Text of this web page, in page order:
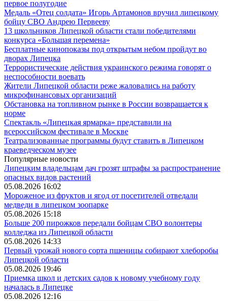
первое полугодие
Медаль «Отец солдата» Игорь Артамонов вручил липецкому
бойцу СВО Андрею Первееву
13 школьников Липецкой области стали победителями
конкурса «Большая перемена»
Бесплатные кинопоказы под открытым небом пройдут во
дворах Липецка
Террористические действия украинского режима говорят о
неспособности воевать
Жители Липецкой области реже жаловались на работу
микрофинансовых организаций
Обстановка на топливном рынке в России возвращается к
норме
Спектакль «Липецкая ярмарка» представили на
всероссийском фестивале в Москве
Театрализованные программы будут ставить в Липецком
краеведческом музее
Популярные новости
Липецким владельцам дач грозят штрафы за распространение
опасных видов растений
05.08.2026 16:02
Мороженое из фруктов и ягод от посетителей отведали
медведи в липецком зоопарке
05.08.2026 15:18
Больше 200 пирожков передали бойцам СВО волонтеры
колледжа из Липецкой области
05.08.2026 14:33
Первый урожай нового сорта пшеницы собирают хлеборобы
Липецкой области
05.08.2026 19:46
Приемка школ и детских садов к новому учебному году
началась в Липецке
05.08.2026 12:16